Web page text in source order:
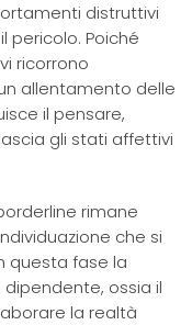
distruttivi
Poiché
ricorrono
allentamento delle
il pensare,
gli stati affettivi
rimane
che si
questa fase la
ossia il
la realtà